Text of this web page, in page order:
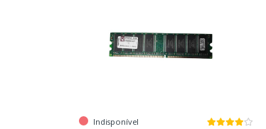
Indisponível